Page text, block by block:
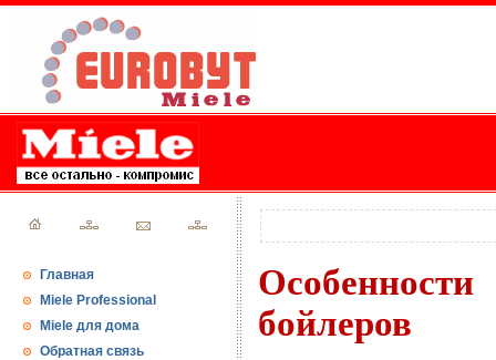
Главная
Miele Professional
Miele для дома
Обратная связь
бойлеров